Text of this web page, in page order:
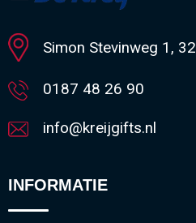
Minimale afname: 80
Simon Stevinweg 1,
0187 48 26 90
info@kreijgifts.nl
INFORMATIE